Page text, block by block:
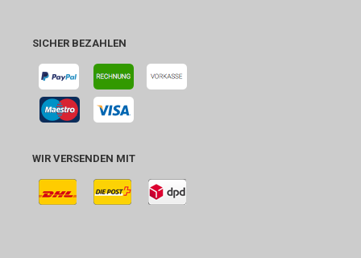
SICHER BEZAHLEN
WIR VERSENDEN MIT